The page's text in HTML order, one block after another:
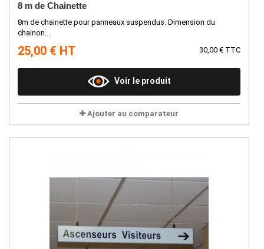
8 m de Chainette
8m de chainette pour panneaux suspendus. Dimension du
chainon...
25,00 € HT 30,00 € TTC
Voir le produit
Ajouter au comparateur